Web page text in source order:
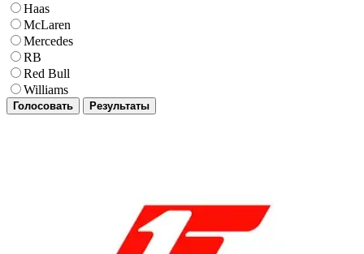
Haas
McLaren
Mercedes
RB
Red Bull
Williams
Голосовать Результаты